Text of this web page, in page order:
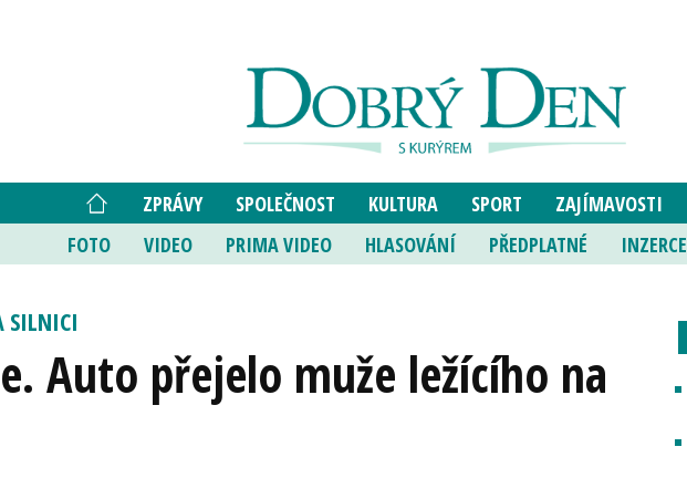
ZPRÁVY SPOLEČNOST KULTURA SPORT ZAJÍMAVOSTI
FOTO
VIDEO PRIMA VIDEO HLASOVÁNÍ PŘEDPLATNÉ INZERCE
SILNICI
Auto přejelo muže ležícího na